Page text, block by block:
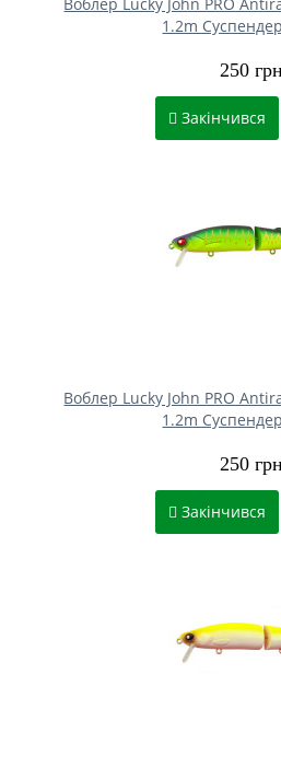
1.2m
250
Закінчився
Воблер Lucky John PRO
1.2m
250
Закінчився